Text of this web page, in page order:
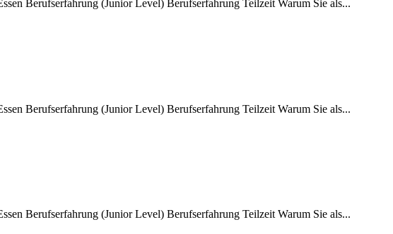
Berufserfahrung (Junior Level) Berufserfahrung Teilzeit Warum Sie als...
Berufserfahrung (Junior Level) Berufserfahrung Teilzeit Warum Sie als...
Berufserfahrung (Junior Level) Berufserfahrung Teilzeit Warum Sie als...